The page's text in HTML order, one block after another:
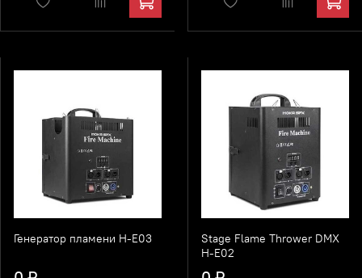
Генератор пламени H-E03
Stage Flame Thrower DMX
H-E02